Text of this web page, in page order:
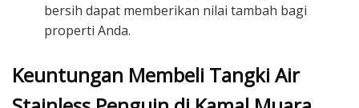
bersih dapat memberikan nilai tambah bagi
properti Anda.
Keuntungan Membeli Tangki Air